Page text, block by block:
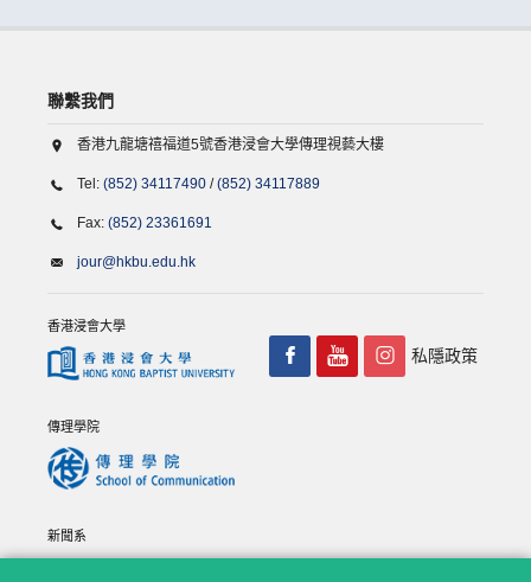
聯繫我們
香港九龍塘禧福道5號香港浸會大學傳理視藝大樓
Tel: (852) 34117490 /(852) 34117889
Fax: (852) 23361691
jour@hkbu.edu.hk
香港浸會大學
傳理學院
新聞系
私隱政策